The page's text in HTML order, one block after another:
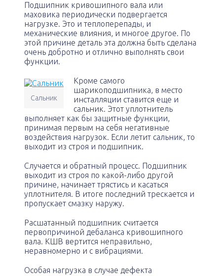
Подшипник кривошипного вала или
маховика периодически подвергается
нагрузке. Это и теплоперепады, и
механические влияния, и многое другое. По
этой причине деталь эта должна быть сделана
очень добротно и отлично выполнять свои
функции.
Сальник
Кроме самого
шарикоподшипника, в место
инсталляции ставится еще и
сальник. Этот уплотнитель
выполняет как бы защитные функции,
принимая первым на себя негативные
воздействия нагрузок. Если летит сальник, то
выходит из строя и подшипник.
Случается и обратный процесс. Подшипник
выходит из строя по какой-либо другой
причине, начинает трястись и касаться
уплотнителя. В итоге последний трескается и
пропускает смазку наружу.
Расшатанный подшипник считается
первопричиной дебаланса кривошипного
вала. КШВ вертится неправильно,
неравномерно и с вибрациями.
Особая нагрузка в случае дефекта